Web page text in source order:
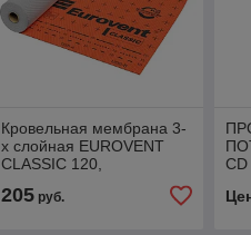
Кровельная мембрана 3-
х слойная EUROVENT
CLASSIC 120,
205руб.